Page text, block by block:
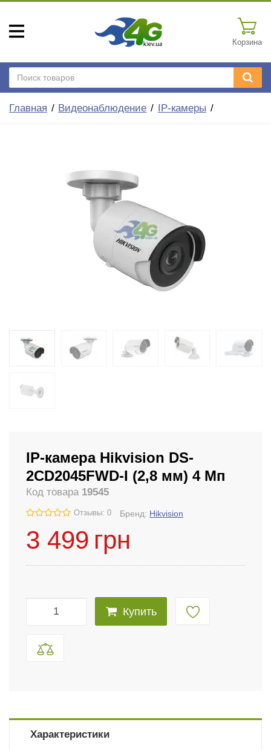
Корзина
Главная Видеонаблюдение IP-камеры
IP-камера Hikvision DS-
2CD2045FWD-I (2,8 мм) 4 Мп
Код товара 19545
Отзывы: 0 Бренд: Hikvision
3 499 грн
Купить
Характеристики